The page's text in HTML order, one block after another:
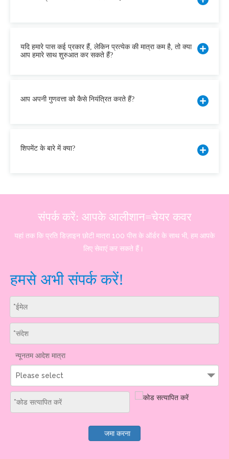
यदि हमारे पास कई प्रकार हैं, लेकिन प्रत्येक की मात्रा कम है, तो क्या
आप हमारे साथ शुरुआत कर सकते हैं?
आप अपनी गुणवत्ता को कैसे नियंत्रित करते हैं?
शिपमेंट के बारे में क्या?
संपर्क करें: आपके आलीशान=चेयर कवर
यहां तक ​​कि प्रति डिज़ाइन छोटी मात्रा 100 पीस के ऑर्डर के साथ भी, हम आपके
लिए सेवाएं कर सकते हैं।
हमसे अभी संपर्क करें!
न्यूनतम आदेश मात्रा
Please select
जमा करना